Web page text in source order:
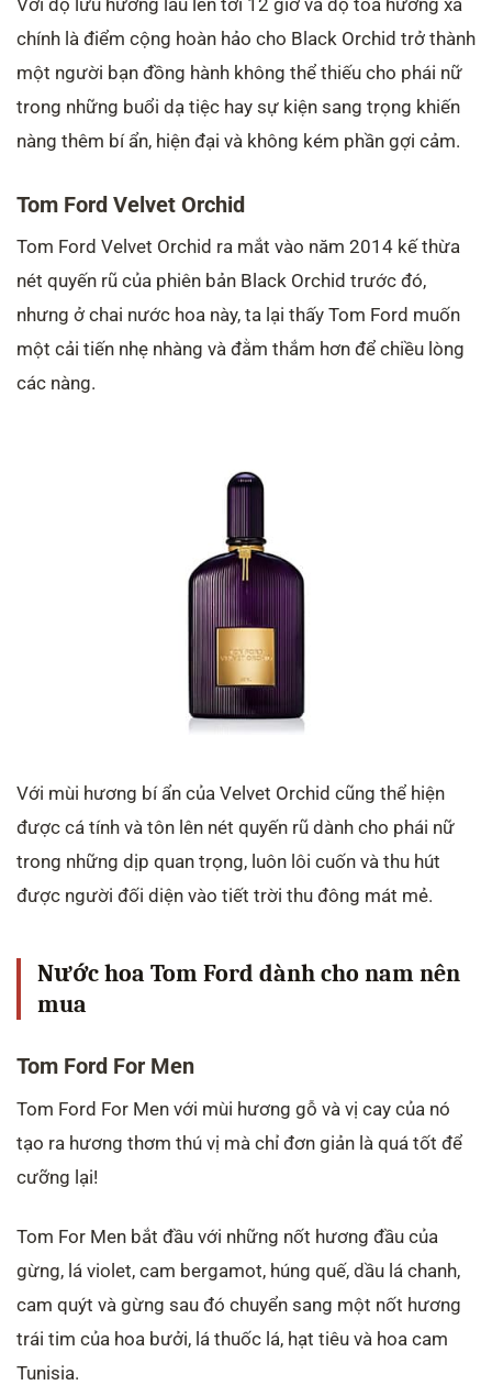
chính là điểm cộng hoàn hảo cho Black Orchid trở thành
một người bạn đồng hành không thể thiếu cho phái nữ
trong những buổi dạ tiệc hay sự kiện sang trọng khiến
nàng thêm bí ẩn, hiện đại và không kém phần gợi cảm.
Tom Ford Velvet Orchid
Tom Ford Velvet Orchid ra mắt vào năm 2014 kế thừa
nét quyến rũ của phiên bản Black Orchid trước đó,
nhưng ở chai nước hoa này, ta lại thấy Tom Ford muốn
một cải tiến nhẹ nhàng và đằm thắm hơn để chiều lòng
các nàng.
Với mùi hương bí ẩn của Velvet Orchid cũng thể hiện
được cá tính và tôn lên nét quyến rũ dành cho phái nữ
trong những dịp quan trọng, luôn lôi cuốn và thu hút
được người đối diện vào tiết trời thu đông mát mẻ.
Nước hoa Tom Ford dành cho nam nên
mua
Tom Ford For Men
Tom Ford For Men với mùi hương gỗ và vị cay của nó
tạo ra hương thơm thú vị mà chỉ đơn giản là quá tốt để
cưỡng lại!
Tom For Men bắt đầu với những nốt hương đầu của
gừng, lá violet, cam bergamot, húng quế, dầu lá chanh,
cam quýt và gừng sau đó chuyển sang một nốt hương
trái tim của hoa bưởi, lá thuốc lá, hạt tiêu và hoa cam
Tunisia.